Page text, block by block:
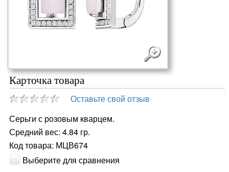
Карточка товара
Оставьте свой отзыв
Серьги с розовым кварцем.
Средний вес: 4.84 гр.
Код товара: МЦВ674
Выберите для сравнения